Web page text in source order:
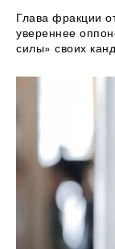
Глава фракции
увереннее
силы» своих